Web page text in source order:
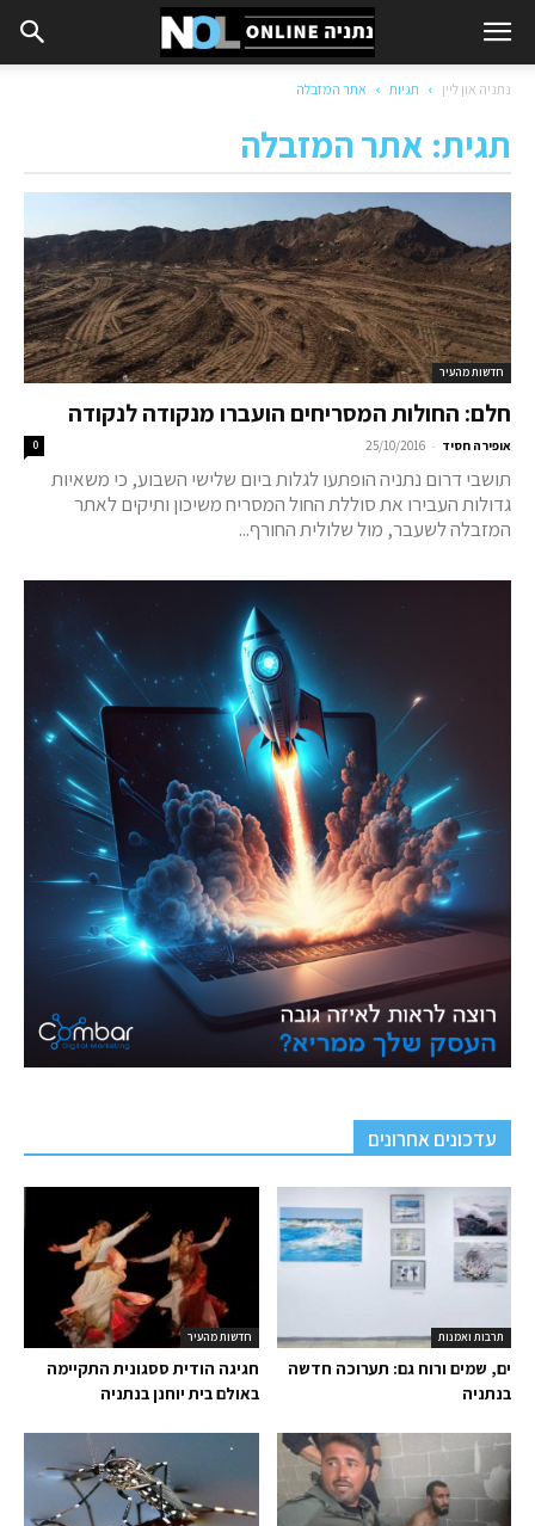
נתניה און ליין תגיות אתר המזבלה
תגית: אתר המזבלה
חדשות מהעיר
חלם: החולות המסריחים הועברו מנקודה לנקודה
אופירה חסיד -
25/10/2016
0
תושבי דרום נתניה הופתעו לגלות ביום שלישי השבוע, כי משאיות
גדולות העבירו את סוללת החול המסריח משיכון ותיקים לאתר
המזבלה לשעבר, מול שלולית החורף...
עדכונים אחרונים
חדשות מהעיר
חגיגה הודית ססגונית התקיימה
באולם בית יוחנן בנתניה
תרבות ואמנות
ים, שמים ורוח גם: תערוכה חדשה
בנתניה